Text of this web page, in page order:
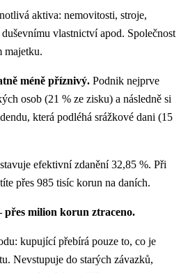
aktiva: nemovitosti, stroje,
vlastnictví apod. Společnost
majetku.
méně příznivý. Podnik nejprve
osob (21 % ze zisku) a následně si
která podléhá srážkové dani (15
efektivní zdanění 32,85 %. Při
přes 985 tisíc korun na daních.
přes milion korun ztraceno.
kupující přebírá pouze to, co je
Nevstupuje do starých závazků,